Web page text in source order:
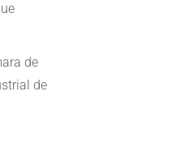
de
de